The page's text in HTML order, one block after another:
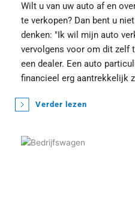
Wilt u van uw auto af en
te verkopen? Dan bent u
denken: "Ik wil mijn auto
vervolgens voor om dit zelf
een dealer. Een auto
financieel erg aantrekkelijk
Verder lezen